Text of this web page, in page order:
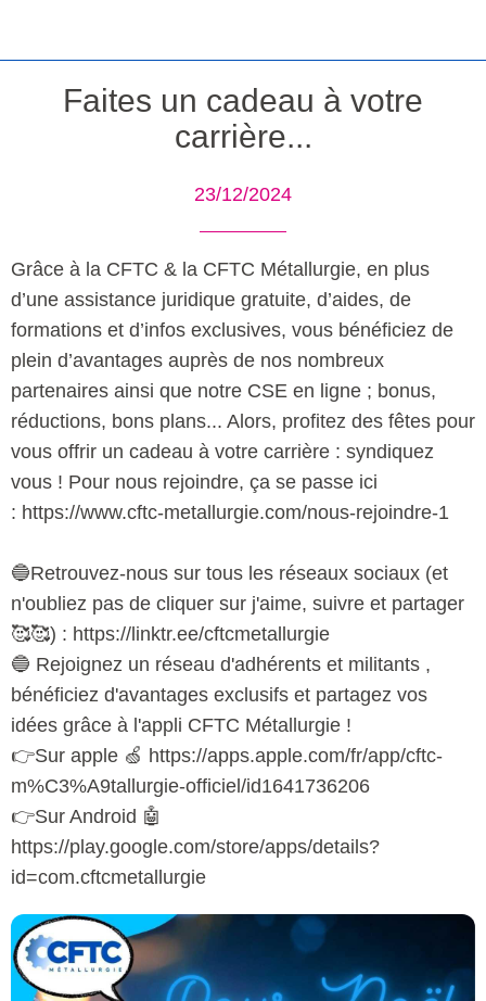
Faites un cadeau à votre
carrière...
23/12/2024
Grâce à la CFTC & la CFTC Métallurgie, en plus
d’une assistance juridique gratuite, d’aides, de
formations et d’infos exclusives, vous bénéficiez de
plein d’avantages auprès de nos nombreux
partenaires ainsi que notre CSE en ligne ; bonus,
réductions, bons plans... Alors, profitez des fêtes pour
vous offrir un cadeau à votre carrière : syndiquez
vous ! Pour nous rejoindre, ça se passe ici
: https://www.cftc-metallurgie.com/nous-rejoindre-1
🔵Retrouvez-nous sur tous les réseaux sociaux (et
n'oubliez pas de cliquer sur j'aime, suivre et partager
🥰🥰) : https://linktr.ee/cftcmetallurgie
🔵 Rejoignez un réseau d'adhérents et militants ,
bénéficiez d'avantages exclusifs et partagez vos
idées grâce à l'appli CFTC Métallurgie !
👉Sur apple 🍏 https://apps.apple.com/fr/app/cftc-
m%C3%A9tallurgie-officiel/id1641736206
👉Sur Android 🤖
https://play.google.com/store/apps/details?
id=com.cftcmetallurgie